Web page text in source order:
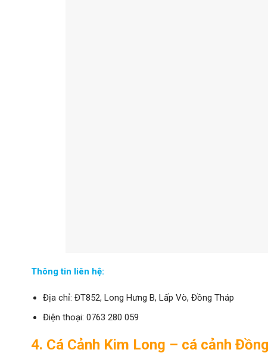
Thông tin liên hệ:
Địa chỉ: ĐT852, Long Hưng B, Lấp Vò, Đồng Tháp
Điện thoại: 0763 280 059
4. Cá Cảnh Kim Long – cá cảnh